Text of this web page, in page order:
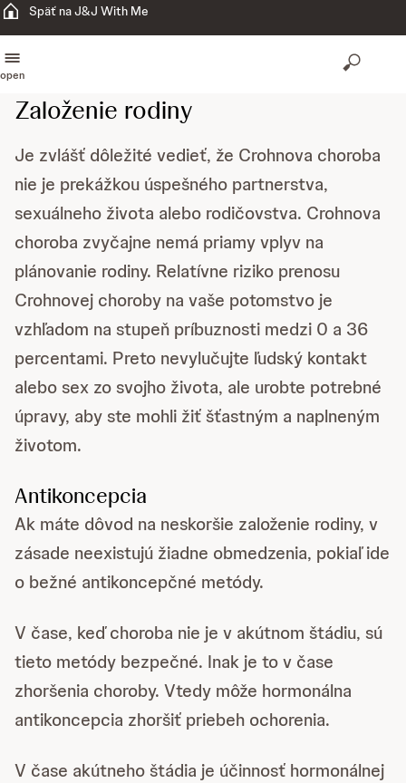
Späť na J&J With Me
open
Založenie rodiny
Je zvlášť dôležité vedieť, že Crohnova choroba
nie je prekážkou úspešného partnerstva,
sexuálneho života alebo rodičovstva. Crohnova
choroba zvyčajne nemá priamy vplyv na
plánovanie rodiny. Relatívne riziko prenosu
Crohnovej choroby na vaše potomstvo je
vzhľadom na stupeň príbuznosti medzi 0 a 36
percentami. Preto nevylučujte ľudský kontakt
alebo sex zo svojho života, ale urobte potrebné
úpravy, aby ste mohli žiť šťastným a naplneným
životom.
Antikoncepcia
Ak máte dôvod na neskoršie založenie rodiny, v
zásade neexistujú žiadne obmedzenia, pokiaľ ide
o bežné antikoncepčné metódy.
V čase, keď choroba nie je v akútnom štádiu, sú
tieto metódy bezpečné. Inak je to v čase
zhoršenia choroby. Vtedy môže hormonálna
antikoncepcia zhoršiť priebeh ochorenia.
V čase akútneho štádia je účinnosť hormonálnej